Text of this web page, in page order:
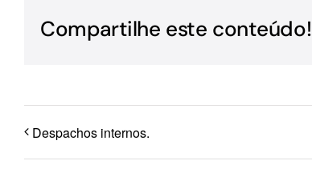
Compartilhe este conteúdo!
Despachos internos.